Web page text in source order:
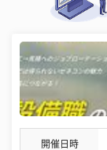
開催日時